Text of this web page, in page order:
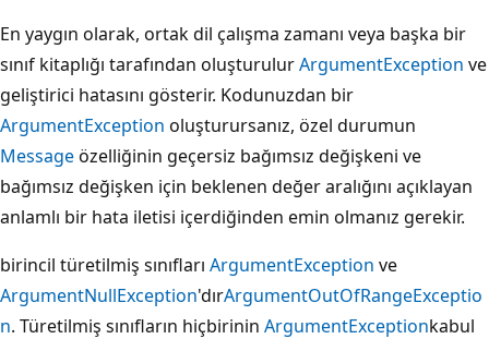
En yaygın olarak, ortak dil çalışma zamanı veya başka bir
sınıf kitaplığı tarafından oluşturulurArgumentException ve
geliştirici hatasını gösterir. Kodunuzdan bir
ArgumentException oluşturursanız, özel durumun
Messageözelliğinin geçersiz bağımsız değişkeni ve
bağımsız değişken için beklenen değer aralığını açıklayan
anlamlı bir hata iletisi içerdiğinden emin olmanız gerekir.
birincil türetilmiş sınıfları ArgumentException ve
ArgumentNullException'dırArgumentOutOfRangeExceptio
n. Türetilmiş sınıfların hiçbirinin ArgumentExceptionkabul